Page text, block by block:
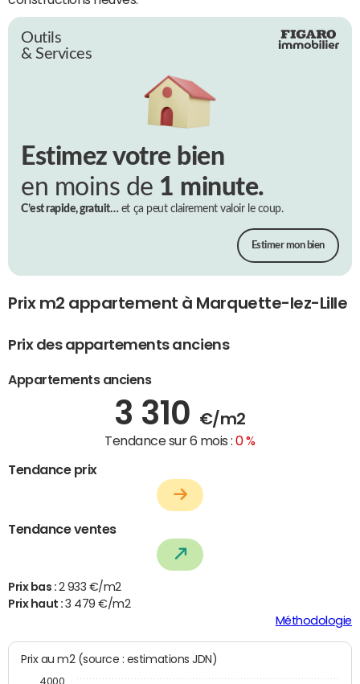
Outils
& Services
Estimez votre bien
en moins de 1 minute.
C’est rapide, gratuit…et ça peut clairement valoir le coup.
Estimer mon bien
Prix m2 appartement à Marquette-lez-Lille
Prix des appartements anciens
Appartements anciens
3 310 €/m2
Tendance sur 6 mois :0 %
Tendance prix
Tendance ventes
Prix bas : 2 933 €/m2
Prix haut :3 479 €/m2
Méthodologie
Prix au m2 (source : estimations JDN)
4000